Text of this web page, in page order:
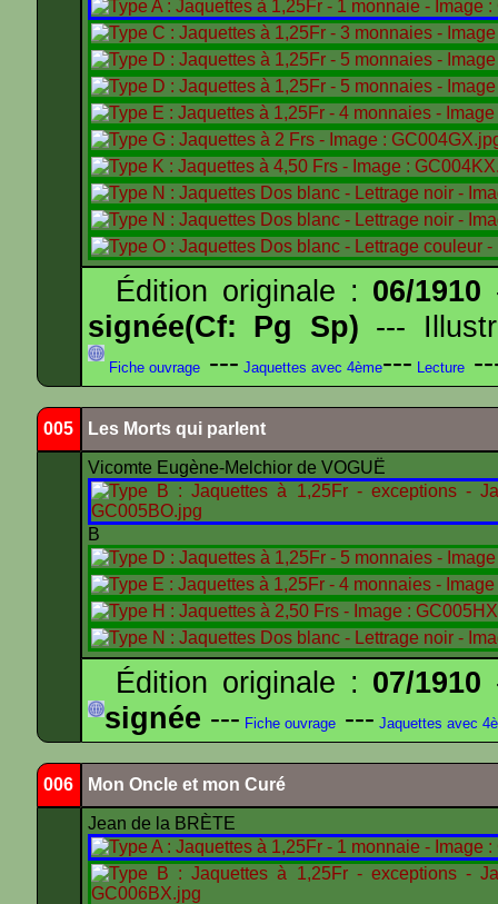
Édition originale : 06/1910
signée(Cf: Pg Sp) ---
Fiche ouvrage --- Jaquettes avec 4ème--- Lecture
005 Les Morts qui parlent
Vicomte Eugène-Melchior de VOGUË
B
Édition originale : 07/1910
signée --- Fiche ouvrage --- Jaquettes avec
006 Mon Oncle et mon Curé
Jean de la BRÈTE